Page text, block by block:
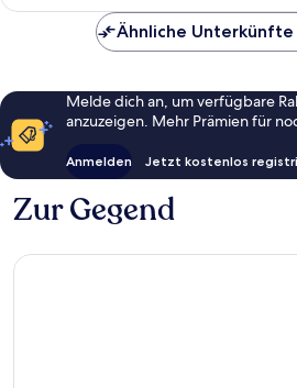
Ähnliche
Melde dich an, um verfügbare
anzuzeigen. Mehr Prämien für
Anmelden Jetzt kostenlos
Zur Gegend